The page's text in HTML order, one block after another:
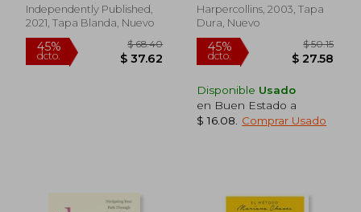
dcto.
Independently Published,
2021, Tapa Blanda, Nuevo
Harpercollins, 2003, Tapa
Dura, Nuevo
Disponible Usado
en Buen Estado a
$ 16.08
Comprar Usado